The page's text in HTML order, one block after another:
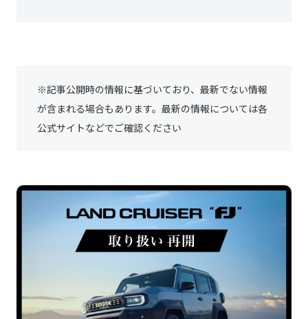
※記事公開時の情報に基づいており、最新でない情報
が含まれる場合もあります。最新の情報については各
公式サイトなどでご確認ください